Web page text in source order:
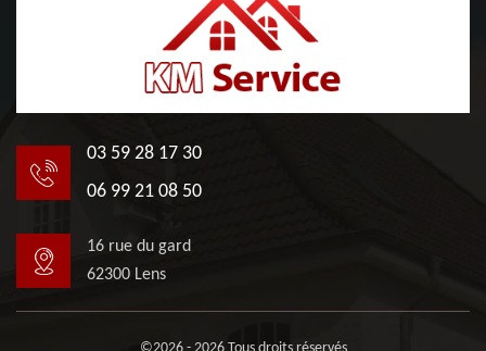
03 59 28 17 30
06 99 21 08 50
16 rue du gard
62300 Lens